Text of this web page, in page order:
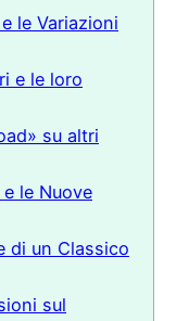
le Variazioni
e le loro
su altri
le Nuove
di un Classico
sul